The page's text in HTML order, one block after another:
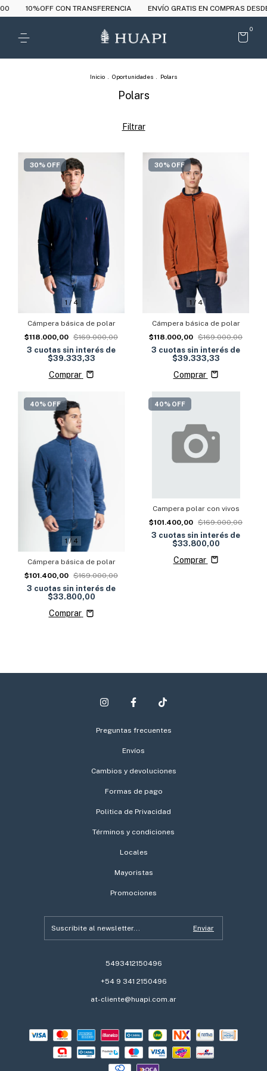
10%OFF CON TRANSFERENCIA ENVÍO GRATIS EN COMPRAS
0
Inicio Oportunidades Polars
Polars
Filtrar
1 /4
30% OFF
Cámpera básica de polar
$118.000,00 $169.000,00
3 cuotas sin interés de
$39.333,33
Comprar
1 / 4
30% OFF
Cámpera básica de polar
$118.000,00 $169.000,00
3 cuotas sin interés de
$39.333,33
Comprar
1/ 4
40% OFF
Cámpera básica de polar
$101.400,00 $169.000,00
3 cuotas sin interés de
$33.800,00
Comprar
40% OFF
Campera polar con vivos
$101.400,00 $169.000,00
3 cuotas sin interés de
$33.800,00
Comprar
Preguntas frecuentes
Envíos
Cambios y devoluciones
Formas de pago
Politica de Privacidad
Términos y condiciones
Locales
Mayoristas
Promociones
5493412150496
+54 9 341 2150496
at-cliente@huapi.com.ar